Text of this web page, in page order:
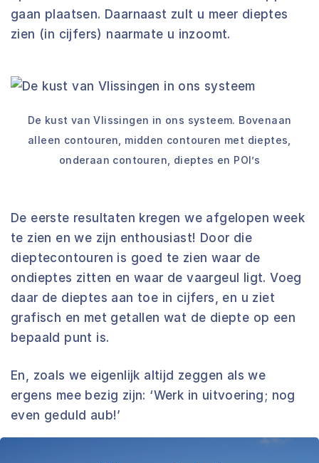
gaan plaatsen. Daarnaast zult u meer dieptes
zien (in cijfers) naarmate u inzoomt.
De kust van Vlissingen in ons systeem. Bovenaan
alleen contouren, midden contouren met dieptes,
onderaan contouren, dieptes en POI’s
De eerste resultaten kregen we afgelopen week
te zien en we zijn enthousiast! Door die
dieptecontouren is goed te zien waar de
ondieptes zitten en waar de vaargeul ligt. Voeg
daar de dieptes aan toe in cijfers, en u ziet
grafisch en met getallen wat de diepte op een
bepaald punt is.
En, zoals we eigenlijk altijd zeggen als we
ergens mee bezig zijn: ‘Werk in uitvoering; nog
even geduld aub!’